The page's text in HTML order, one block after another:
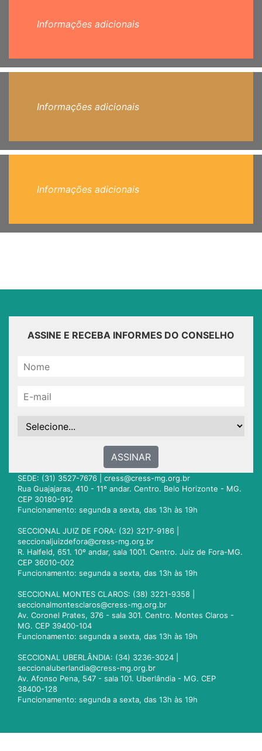
Informações adicionais
Informações adicionais
Informações adicionais
ASSINE E RECEBA INFORMES DO CONSELHO
ASSINAR
SEDE: (31) 3527-7676 | cress@cress-mg.org.br
Rua Guajajaras, 410 - 11º andar. Centro. Belo Horizonte - MG.
CEP 30180-912
Funcionamento: segunda a sexta, das 13h às 19h
SECCIONAL JUIZ DE FORA: (32) 3217-9186 |
seccionaljuizdefora@cress-mg.org.br
R. Halfeld, 651. 10º andar, sala 1001. Centro. Juiz de Fora-MG.
CEP 36010-002
Funcionamento: segunda a sexta, das 13h às 19h
SECCIONAL MONTES CLAROS: (38) 3221-9358 |
seccionalmontesclaros@cress-mg.org.br
Av. Coronel Prates, 376 - sala 301. Centro. Montes Claros -
MG. CEP 39400-104
Funcionamento: segunda a sexta, das 13h às 19h
SECCIONAL UBERLÂNDIA: (34) 3236-3024 |
seccionaluberlandia@cress-mg.org.br
Av. Afonso Pena, 547 - sala 101. Uberlândia - MG. CEP
38400-128
Funcionamento: segunda a sexta, das 13h às 19h